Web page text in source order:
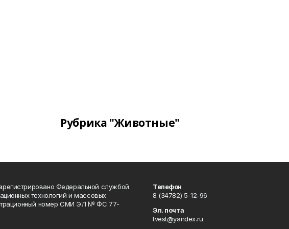
Рубрика "Животные"
Федеральной службой
технологий и массовых
номер СМИ ЭЛ № ФС 77-
Телефон
8 (34782) 5-12-96
Эл. почта
tvest@yandex.ru